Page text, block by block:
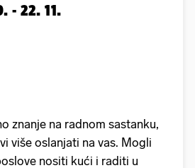
- 22. 11.
znanje na radnom sastanku,
više oslanjati na vas. Mogli
nositi kući i raditi u